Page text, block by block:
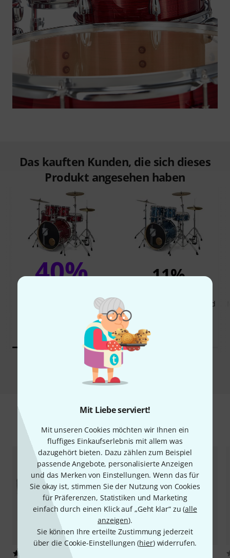
Mit Liebe serviert!
Mit unseren Cookies möchten wir Ihnen ein
fluffiges Einkaufserlebnis mit allem was
dazugehört bieten. Dazu zählen zum Beispiel
passende Angebote, personalisierte Anzeigen
und das Merken von Einstellungen. Wenn das für
Sie okay ist, stimmen Sie der Nutzung von Cookies
für Präferenzen, Statistiken und Marketing
einfach durch einen Klick auf „Geht klar“ zu (alle
anzeigen).
Sie können Ihre erteilte Zustimmung jederzeit
über die Cookie-Einstellungen (hier) widerrufen.
Das kauften Kunden, die sich dieses
Produkt angesehen haben
40% 11%
Millenium MX422 Standard
Vergleichen
Zubehör & passende Artikel